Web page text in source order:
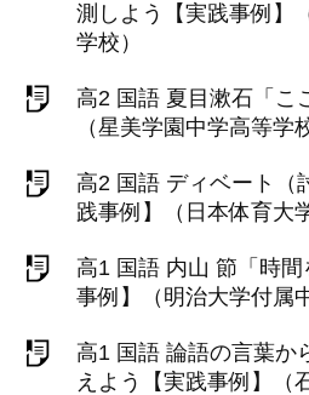
測しよう【実践事例】
学校）
高2 国語 夏目漱石「こ
（星美学園中学高等学
高2 国語 ディベート（
践事例】（日本体育大
高1 国語 内山 節「時
事例】（明治大学付属
高1 国語 論語の言葉か
えよう【実践事例】（